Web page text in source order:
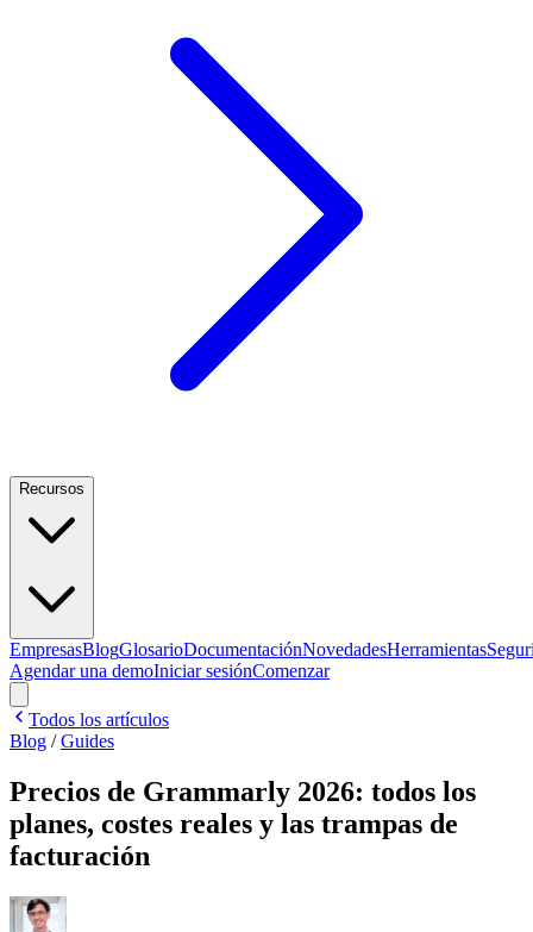
Recursos
EmpresasBlogGlosarioDocumentaciónNovedadesHerramientas
Agendar una demoIniciar sesiónComenzar
Todos los artículos
Blog /Guides
Precios de Grammarly 2026: todos los
planes, costes reales y las trampas de
facturación